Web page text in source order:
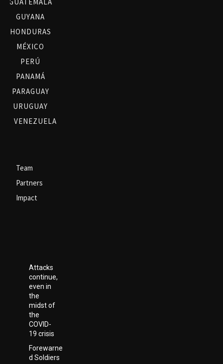
GUYANA
HONDURAS
MÉXICO
PERÚ
PANAMÁ
PARAGUAY
URUGUAY
VENEZUELA
Team
Partners
Impact
Attacks
continue,
even in
the
midst of
the
COVID-
19 crisis
Forewarne
d Soldiers